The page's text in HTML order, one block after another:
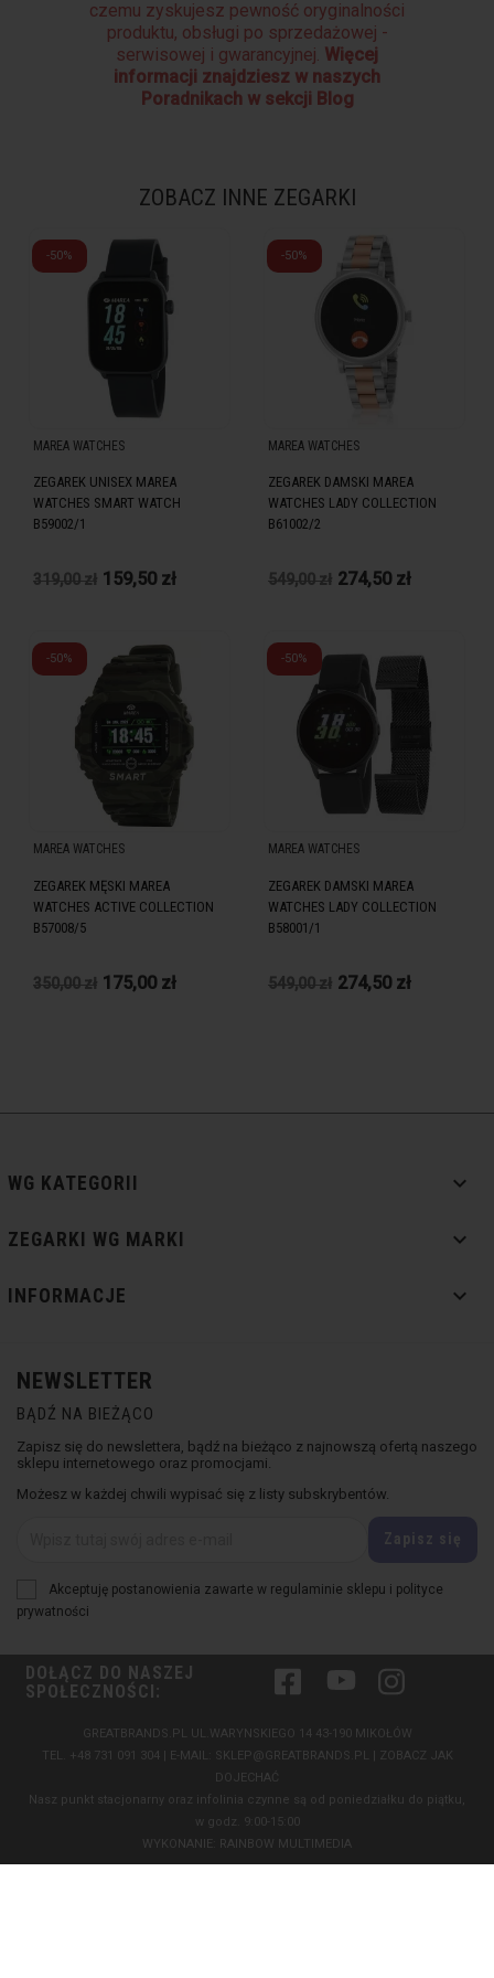
czemu zyskujesz pewność oryginalności
produktu, obsługi po sprzedażowej -
serwisowej i gwarancyjnej. Więcej
informacji znajdziesz w naszych
Poradnikach w sekcji Blog
ZOBACZ INNE ZEGARKI
-50%
MAREA WATCHES
ZEGAREK UNISEX MAREA
WATCHES SMART WATCH
B59002/1
319,00 zł 159,50 zł
-50%
MAREA WATCHES
ZEGAREK DAMSKI MAREA
WATCHES LADY COLLECTION
B61002/2
549,00 zł 274,50 zł
-50%
MAREA WATCHES
ZEGAREK MĘSKI MAREA
WATCHES ACTIVE COLLECTION
B57008/5
350,00 zł 175,00 zł
-50%
MAREA WATCHES
ZEGAREK DAMSKI MAREA
WATCHES LADY COLLECTION
B58001/1
549,00 zł 274,50 zł
WG KATEGORII 
ZEGARKI WG MARKI 
INFORMACJE 
NEWSLETTER
BĄDŹ NA BIEŻĄCO
Zapisz się do newslettera, bądź na bieżąco z najnowszą ofertą naszego
sklepu internetowego oraz promocjami.
Możesz w każdej chwili wypisać się z listy subskrybentów.
Akceptuję postanowienia zawarte w regulaminie sklepu i polityce
prywatności
DOŁĄCZ DO NASZEJ
SPOŁECZNOŚCI:
FacebookYouTube
GREATBRANDS.PL UL.WARYNSKIEGO 14 43-190 MIKOŁÓW
TEL.
+48 731 091 304 | E-MAIL: SKLEP@GREATBRANDS.PL | ZOBACZ JAK
DOJECHAĆ
Nasz punkt stacjonarny oraz infolinia czynne są od poniedziałku do piątku,
w godz. 9:00-15:00
WYKONANIE: RAINBOW MULTIMEDIA